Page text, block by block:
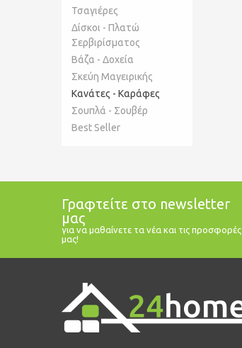
Τσαγιέρες
Δίσκοι - Πλατώ
Σερβιρίσματος
Βάζα - Δοχεία
Σκεύη Μαγειρικής
Κανάτες - Καράφες
Σουπλά - Σουβέρ
Best Seller
Γραφτείτε στο newsletter
μας
για να μαθαίνετε τα νέα και τις προσφορές
μας!